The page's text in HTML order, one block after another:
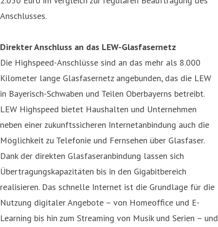
Anschlusses.
Direkter Anschluss an das LEW-Glasfasernetz
Die Highspeed-Anschlüsse sind an das mehr als 8.000
Kilometer lange Glasfasernetz angebunden, das die LEW
in Bayerisch-Schwaben und Teilen Oberbayerns betreibt.
LEW Highspeed bietet Haushalten und Unternehmen
neben einer zukunftssicheren Internetanbindung auch die
Möglichkeit zu Telefonie und Fernsehen über Glasfaser.
Dank der direkten Glasfaseranbindung lassen sich
Übertragungskapazitäten bis in den Gigabitbereich
realisieren. Das schnelle Internet ist die Grundlage für die
Nutzung digitaler Angebote – von Homeoffice und E-
Learning bis hin zum Streaming von Musik und Serien – und